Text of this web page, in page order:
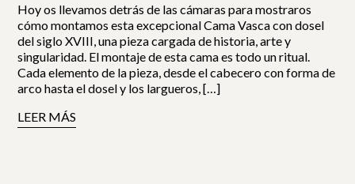
Hoy os llevamos detrás de las cámaras para mostraros
cómo montamos esta excepcional Cama Vasca con dosel
del siglo XVIII, una pieza cargada de historia, arte y
singularidad. El montaje de esta cama es todo un ritual.
Cada elemento de la pieza, desde el cabecero con forma de
arco hasta el dosel y los largueros, […]
LEER MÁS